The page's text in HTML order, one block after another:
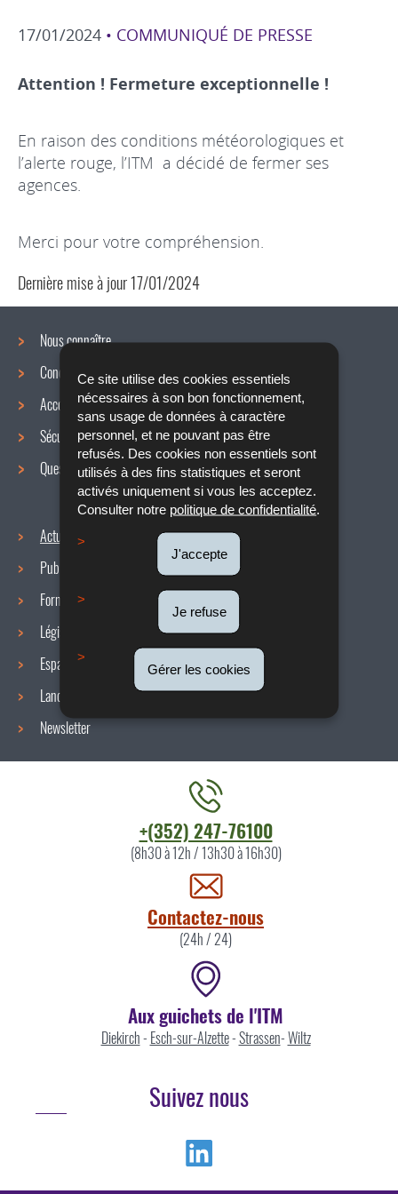
Ce site utilise des cookies essentiels
nécessaires à son bon fonctionnement,
sans usage de données à caractère
personnel, et ne pouvant pas être
refusés. Des cookies non essentiels sont
utilisés à des fins statistiques et seront
activés uniquement si vous les acceptez.
Consulter notre politique de confidentialité.
J'accepte
Je refuse
Gérer les cookies
17/01/2024 • COMMUNIQUÉ DE PRESSE
Attention ! Fermeture exceptionnelle !
En raison des conditions météorologiques et
l’alerte rouge, l’ITM a décidé de fermer ses
agences.
Merci pour votre compréhension.
Dernière mise à jour17/01/2024
Menu
de
navigation
Nous connaître
Conditions de travail
Accords collectifs
Sécurité / Santé au travail
Questions / réponses
Actualités
Publications
Formulaires
Législations
Espace presse
Lanceurs d'alerte
Newsletter
+(352) 247-76100
(8h30 à 12h / 13h30 à 16h30)
Contactez-nous
(24h / 24)
Aux guichets de l'ITM
Diekirch- Esch-sur-Alzette-Strassen-Wiltz
Suivez nous